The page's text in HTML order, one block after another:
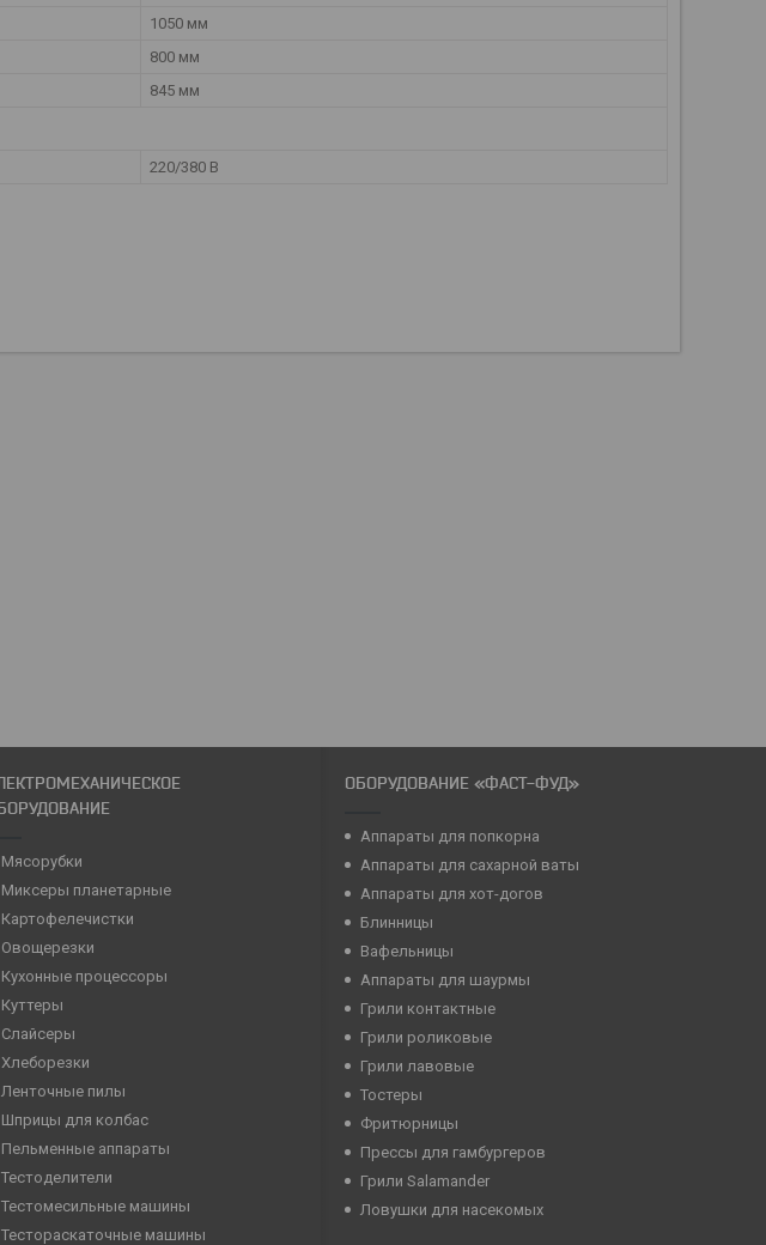
1050 мм
800 мм
845 мм
220/380 В
Мясорубки
Миксеры планетарные
Картофелечистки
Овощерезки
Кухонные процессоры
Куттеры
Слайсеры
Хлеборезки
Ленточные пилы
Шприцы для колбас
Пельменные аппараты
Тестоделители
Тестомесильные машины
Тестораскаточные машины
ОБОРУДОВАНИЕ «ФАСТ-ФУД»
Аппараты для попкорна
Аппараты для сахарной ваты
Аппараты для хот-догов
Блинницы
Вафельницы
Аппараты для шаурмы
Грили контактные
Грили роликовые
Грили лавовые
Тостеры
Фритюрницы
Прессы для гамбургеров
Грили Salamander
Ловушки для насекомых